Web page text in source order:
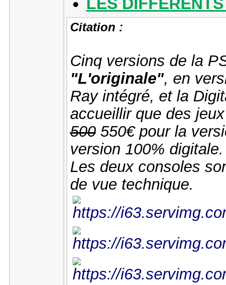
Citation :
Cinq versions de la
"L'originale", en
Ray intégré, et la
accueillir que des
500550€ pour la
version 100% digitale.
Les deux consoles
de vue technique.